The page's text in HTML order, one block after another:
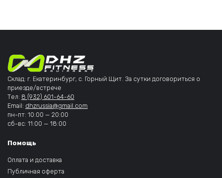
Склад: г. Екатеринбург, с. Горный Щит. За сутки договориться о
приезде/встрече
Тел: 8 (932) 601-64-60
Email: dhzrussia@gmail.com
пн-пт: 10:00 — 20:00
сб-вс: 11:00 — 18:00
Помощь
Оплата и доставка
Публичная оферта